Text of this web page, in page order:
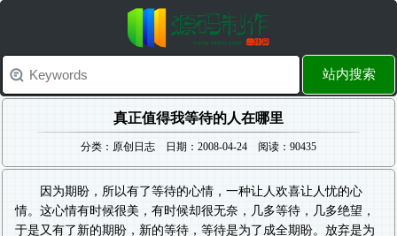
站内搜索
真正值得我等待的人在哪里
分类：原创日志 日期：2008-04-24 阅读：90435
因为期盼，所以有了等待的心情，一种让人欢喜让人忧的心
情。这心情有时候很美，有时候却很无奈，几多等待，几多绝望，
于是又有了新的期盼，新的等待，等待是为了成全期盼。放弃是为